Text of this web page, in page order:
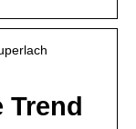
Trend